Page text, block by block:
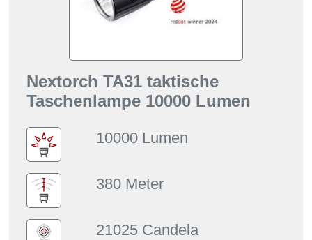
Nextorch TA31 taktische
Taschenlampe 10000 Lumen
10000 Lumen
380 Meter
21025 Candela